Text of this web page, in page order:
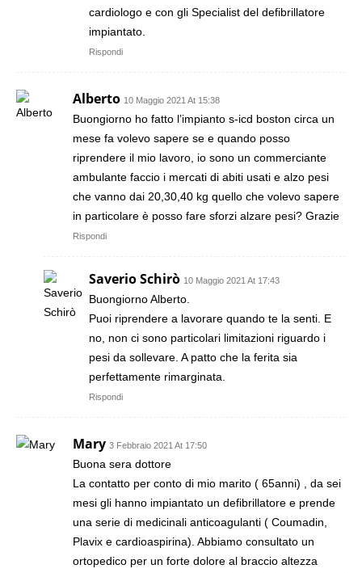
cardiologo e con gli Specialist del defibrillatore
impiantato.
Rispondi
Alberto 10 Maggio 2021 At 15:38
Buongiorno ho fatto l’impianto s-icd boston circa un
mese fa volevo sapere se e quando posso
riprendere il mio lavoro, io sono un commerciante
ambulante faccio i mercati di abiti usati e alzo pesi
che vanno dai 20,30,40 kg quello che volevo sapere
in particolare è posso fare sforzi alzare pesi? Grazie
Rispondi
Saverio Schirò 10 Maggio 2021 At 17:43
Buongiorno Alberto.
Puoi riprendere a lavorare quando te la senti. E
no, non ci sono particolari limitazioni riguardo i
pesi da sollevare. A patto che la ferita sia
perfettamente rimarginata.
Rispondi
Mary 3 Febbraio 2021 At 17:50
Buona sera dottore
La contatto per conto di mio marito ( 65anni) , da sei
mesi gli hanno impiantato un defibrillatore e prende
una serie di medicinali anticoagulanti ( Coumadin,
Plavix e cardioaspirina). Abbiamo consultato un
ortopedico per un forte dolore al braccio altezza